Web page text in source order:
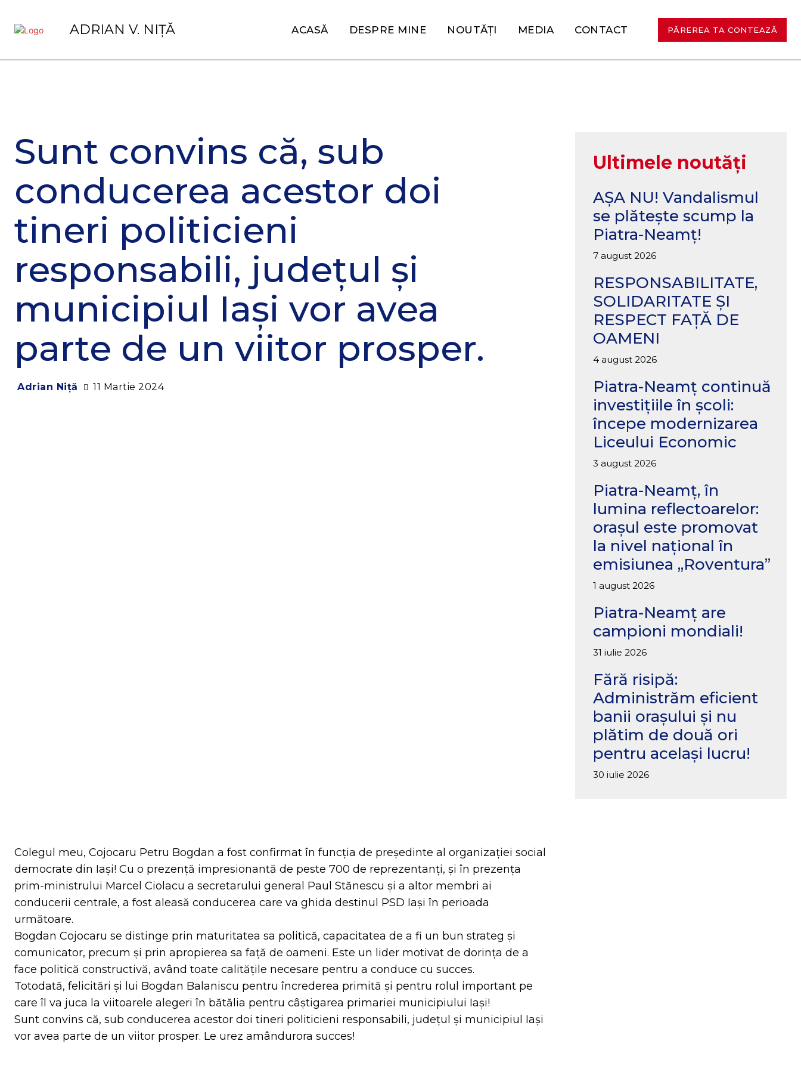
ADRIAN V. NIȚĂ ACASĂ DESPRE MINE NOUTĂȚI MEDIA CONTACT PĂREREA TA CONTEAZĂ
Sunt convins că, sub
conducerea acestor doi
tineri politicieni
responsabili, județul și
municipiul Iași vor avea
parte de un viitor prosper.
Adrian Niță 11 Martie 2024
Colegul meu, Cojocaru Petru Bogdan a fost confirmat în funcția de președinte al organizației social
democrate din Iași! Cu o prezență impresionantă de peste 700 de reprezentanți, și în prezența
prim-ministrului Marcel Ciolacu a secretarului general Paul Stănescu și a altor membri ai
conducerii centrale, a fost aleasă conducerea care va ghida destinul PSD Iași în perioada
următoare.
Bogdan Cojocaru se distinge prin maturitatea sa politică, capacitatea de a fi un bun strateg și
comunicator, precum și prin apropierea sa față de oameni. Este un lider motivat de dorința de a
face politică constructivă, având toate calitățile necesare pentru a conduce cu succes.
Totodată, felicitări și lui Bogdan Balaniscu pentru încrederea primită și pentru rolul important pe
care îl va juca la viitoarele alegeri în bătălia pentru câștigarea primariei municipiului Iași!
Sunt convins că, sub conducerea acestor doi tineri politicieni responsabili, județul și municipiul Iași
vor avea parte de un viitor prosper. Le urez amândurora succes!
Ultimele noutăți
AȘA NU! Vandalismul
se plătește scump la
Piatra-Neamț!
7 august 2026
RESPONSABILITATE,
SOLIDARITATE ȘI
RESPECT FAȚĂ DE
OAMENI
4 august 2026
Piatra-Neamț continuă
investițiile în școli:
începe modernizarea
Liceului Economic
3 august 2026
Piatra-Neamț, în
lumina reflectoarelor:
orașul este promovat
la nivel național în
emisiunea „Roventura”
1 august 2026
Piatra-Neamț are
campioni mondiali!
31 iulie 2026
Fără risipă:
Administrăm eficient
banii orașului și nu
plătim de două ori
pentru același lucru!
30 iulie 2026